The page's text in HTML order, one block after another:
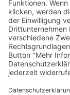
Kontakt